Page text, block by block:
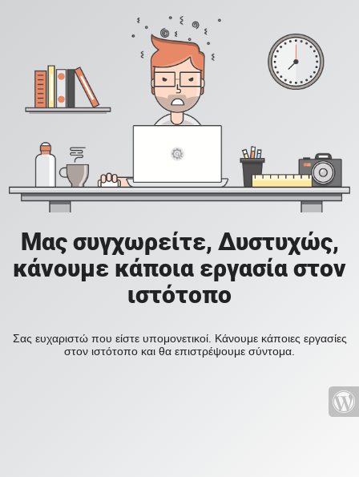
Μας συγχωρείτε, Δυστυχώς,
κάνουμε κάποια εργασία στον
ιστότοπο
Σας ευχαριστώ που είστε υπομονετικοί. Κάνουμε κάποιες εργασίες
στον ιστότοπο και θα επιστρέψουμε σύντομα.